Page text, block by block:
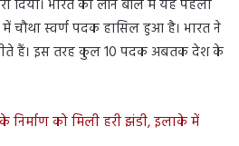
दिया। भारत का लॉन बॉल में यह पहला
चौथा स्वर्ण पदक हासिल हुआ है। भारत ने
हैं। इस तरह कुल 10 पदक अबतक देश के
को मिली हरी झंडी, इलाके में